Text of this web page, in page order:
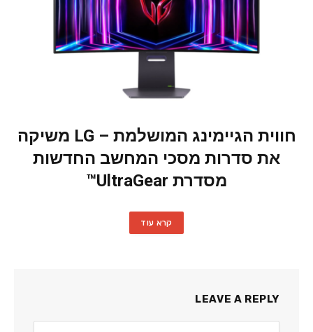
חווית הגיימינג המושלמת – LG משיקה
את סדרות מסכי המחשב החדשות
מסדרת UltraGear™
קרא עוד
LEAVE A REPLY